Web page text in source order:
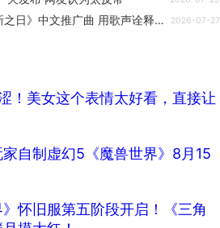
胡彦斌献唱《蜘蛛侠：崭新之日》中文推广曲 用歌声诠释英雄本心 2026-07-27
！美女这个表情太好看，直接让
自制虚幻5《魔兽世界》8月15
怀旧服第五阶段开启！《三角